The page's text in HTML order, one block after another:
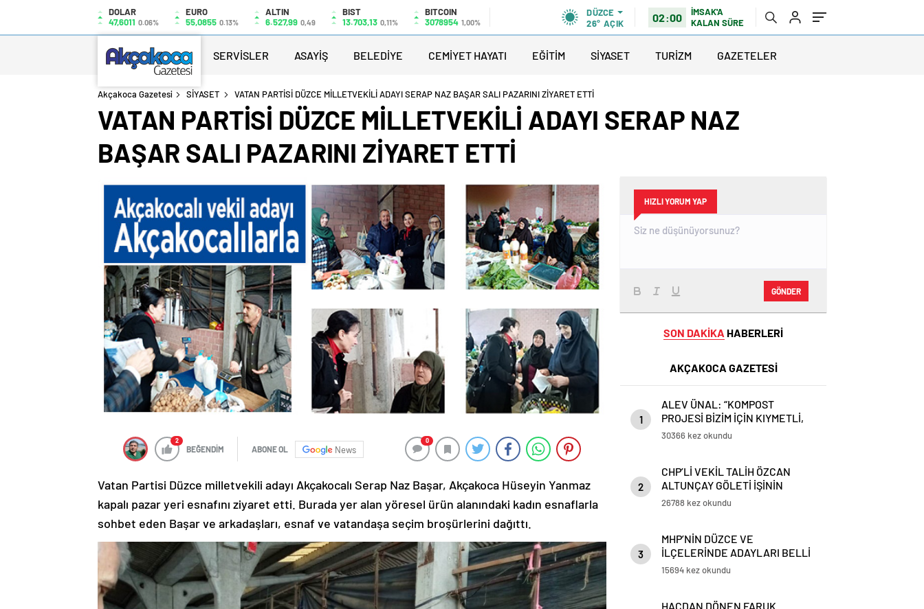
DOLAR
47,6011 0.06%
EURO
55,0855 0.13%
ALTIN
6.527,99 0,49
BIST
13.703,13 0,11%
BITCOIN
3078954 1,00%
DÜZCE
26° AÇIK 02:00
İMSAK'A
KALAN SÜRE
SERVİSLER ASAYİŞ BELEDİYE CEMİYET HAYATI EĞİTİM SİYASET TURİZM GAZETELER
Akçakoca Gazetesi SİYASET VATAN PARTİSİ DÜZCE MİLLETVEKİLİ ADAYI SERAP NAZ BAŞAR SALI PAZARINI ZİYARET ETTİ
VATAN PARTİSİ DÜZCE MİLLETVEKİLİ ADAYI SERAP NAZ
BAŞAR SALI PAZARINI ZİYARET ETTİ
2
BEĞENDİM ABONE OL News
0
Vatan Partisi Düzce milletvekili adayı Akçakocalı Serap Naz Başar, Akçakoca Hüseyin Yanmaz
kapalı pazar yeri esnafını ziyaret etti. Burada yer alan yöresel ürün alanındaki kadın esnaflarla
sohbet eden Başar ve arkadaşları, esnaf ve vatandaşa seçim broşürlerini dağıttı.
HIZLI YORUM YAP
GÖNDER
SON DAKİKA HABERLERİ
AKÇAKOCA GAZETESİ
1
ALEV ÜNAL: “KOMPOST
PROJESİ BİZİM İÇİN KIYMETLİ,
ÜRETİME GEÇECEĞİZ”
30366 kez okundu
2
CHP’Lİ VEKİL TALİH ÖZCAN
ALTUNÇAY GÖLETİ İŞİNİN
PEŞİNİ BIRAKMIYOR
26788 kez okundu
3
MHP’NİN DÜZCE VE
İLÇELERİNDE ADAYLARI BELLİ
OLDU
15694 kez okundu
HACDAN DÖNEN FARUK